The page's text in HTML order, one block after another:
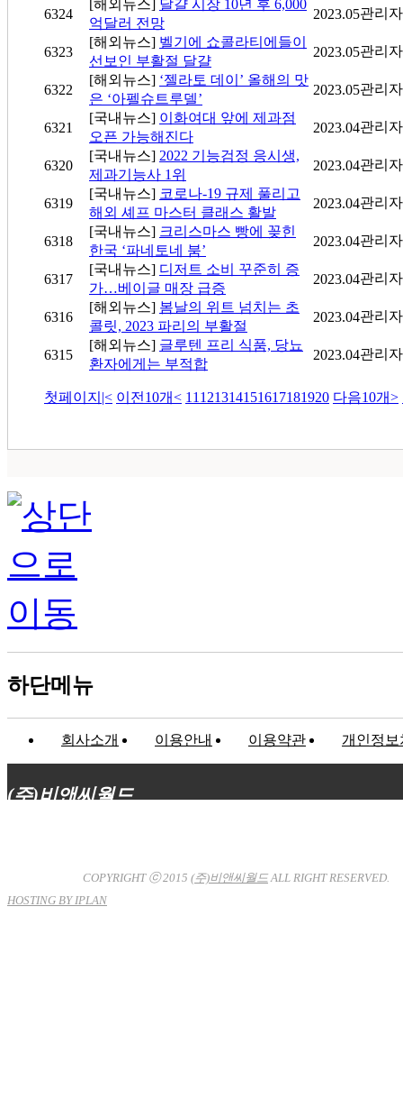
6324
[해외뉴스] 달걀 시장 10년 후 6,000
억달러 전망
2023.05관리자
6323
[해외뉴스] 벨기에 쇼콜라티에들이
선보인 부활절 달걀
2023.05관리자
6322
[해외뉴스] ‘젤라토 데이’ 올해의 맛
은 ‘아펠슈트루델’
2023.05관리자
6321
[국내뉴스] 이화여대 앞에 제과점
오픈 가능해진다
2023.04관리자
6320
[국내뉴스] 2022 기능검정 응시생,
제과기능사 1위
2023.04관리자
6319
[국내뉴스] 코로나-19 규제 풀리고
해외 셰프 마스터 클래스 활발
2023.04관리자
6318
[국내뉴스] 크리스마스 빵에 꽂힌
한국 ‘파네토네 붐’
2023.04관리자
6317
[국내뉴스] 디저트 소비 꾸준히 증
가…베이글 매장 급증
2023.04관리자
6316
[해외뉴스] 봄날의 위트 넘치는 초
콜릿, 2023 파리의 부활절
2023.04관리자
6315
[해외뉴스] 글루텐 프리 식품, 당뇨
환자에게는 부적합
2023.04관리자
첫페이지 |< 이전10개< 11 121314151617181920 다음10개>
하단메뉴
회사소개 이용안내 이용약관 개인정보
(주)비앤씨월드
COPYRIGHT ⓒ 2015 (주)비앤씨월드ALL RIGHT RESERVED.
HOSTING BY IPLAN